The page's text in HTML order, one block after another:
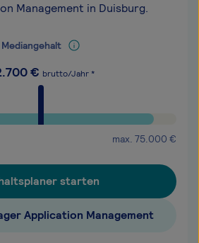
Management in Duisburg.
Mediangehalt
€ brutto/Jahr *
max. 75.000 €
starten
Application Management